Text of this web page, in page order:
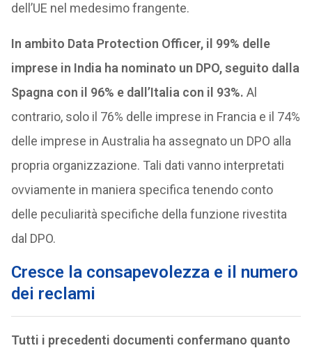
dell’UE nel medesimo frangente.
In ambito Data Protection Officer, il 99% delle
imprese in India ha nominato un DPO, seguito dalla
Spagna con il 96% e dall’Italia con il 93%. Al
contrario, solo il 76% delle imprese in Francia e il 74%
delle imprese in Australia ha assegnato un DPO alla
propria organizzazione. Tali dati vanno interpretati
ovviamente in maniera specifica tenendo conto
delle peculiarità specifiche della funzione rivestita
dal DPO.
Cresce la consapevolezza e il numero
dei reclami
Tutti i precedenti documenti confermano quanto